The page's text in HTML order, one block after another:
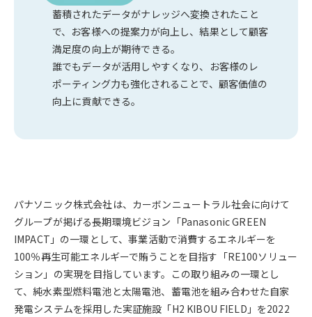
蓄積されたデータがナレッジへ変換されたこと
で、お客様への提案力が向上し、結果として顧客
満足度の向上が期待できる。
誰でもデータが活用しやすくなり、お客様のレ
ポーティング力も強化されることで、顧客価値の
向上に貢献できる。
パナソニック株式会社は、カーボンニュートラル社会に向けて
グループが掲げる長期環境ビジョン「Panasonic GREEN
IMPACT」の一環として、事業活動で消費するエネルギーを
100％再生可能エネルギーで賄うことを目指す「RE100ソリュー
ション」の実現を目指しています。この取り組みの一環とし
て、純水素型燃料電池と太陽電池、蓄電池を組み合わせた自家
発電システムを採用した実証施設「H2 KIBOU FIELD」を2022